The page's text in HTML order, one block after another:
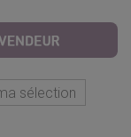
sélection